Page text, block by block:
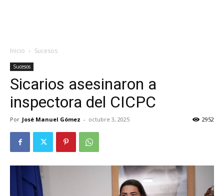
Inicio Sucesos
Sucesos
Sicarios asesinaron a
inspectora del CICPC
Por José Manuel Gómez - octubre 3, 2025 2952